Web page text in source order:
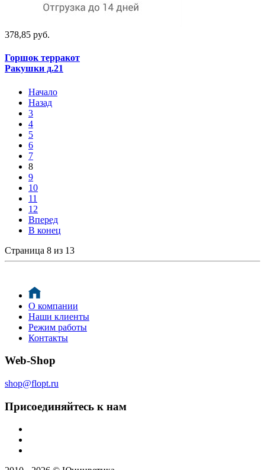
378,85 руб.
Горшок терракот
Ракушки д.21
Начало
Назад
3
4
5
6
7
8
9
10
11
12
Вперед
В конец
Страница 8 из 13
О компании
Наши клиенты
Режим работы
Контакты
Web-Shop
shop@flopt.ru
Присоединяйтесь к нам